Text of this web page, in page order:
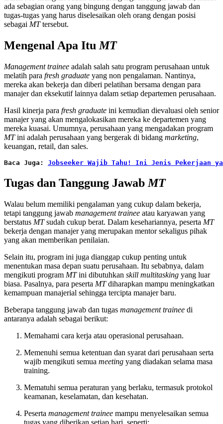
ada sebagian orang yang bingung dengan tanggung jawab dan
tugas-tugas yang harus diselesaikan oleh orang dengan posisi
sebagai MTtersebut.
Mengenal Apa Itu MT
Management trainee adalah salah satu program perusahaan untuk
melatih para fresh graduate yang non pengalaman. Nantinya,
mereka akan bekerja dan diberi pelatihan bersama dengan para
manajer dan eksekutif lainnya dalam setiap departemen perusahaan.
Hasil kinerja para fresh graduate ini kemudian dievaluasi oleh senior
manajer yang akan mengalokasikan mereka ke departemen yang
mereka kuasai. Umumnya, perusahaan yang mengadakan program
MTini adalah perusahaan yang bergerak di bidang marketing,
keuangan, retail, dan sales.
Baca Juga: Jobseeker Wajib Tahu! Ini Jenis Pekerjaan
Tugas dan Tanggung Jawab MT
Walau belum memiliki pengalaman yang cukup dalam bekerja,
tetapi tanggung jawab management trainee atau karyawan yang
berstatus MTsudah cukup berat. Dalam kesehariannya, peserta MT
bekerja dengan manajer yang merupakan mentor sekaligus pihak
yang akan memberikan penilaian.
Selain itu, program ini juga dianggap cukup penting untuk
menentukan masa depan suatu perusahaan. Itu sebabnya, dalam
mengikuti program MTini dibutuhkan skill multitasking yang luar
biasa. Pasalnya, para peserta MTdiharapkan mampu meningkatkan
kemampuan manajerial sehingga tercipta manajer baru.
Beberapa tanggung jawab dan tugas management trainee di
antaranya adalah sebagai berikut:
Memahami cara kerja atau operasional perusahaan.
Memenuhi semua ketentuan dan syarat dari perusahaan serta
wajib mengikuti semua meeting yang diadakan selama masa
training.
Mematuhi semua peraturan yang berlaku, termasuk protokol
keamanan, keselamatan, dan kesehatan.
Peserta management trainee mampu menyelesaikan semua
tugas yang diberikan setiap hari, seperti: